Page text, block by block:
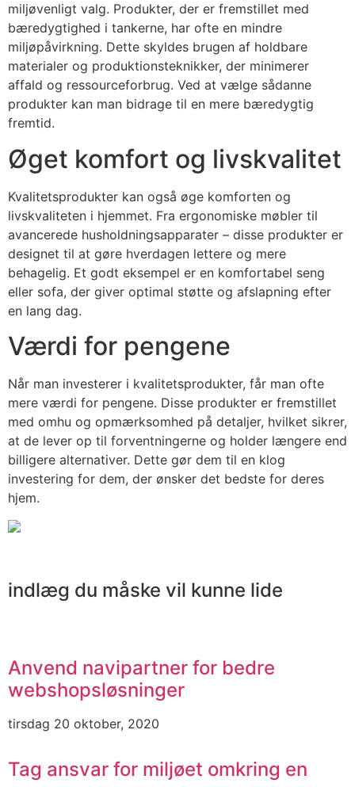
miljøvenligt valg. Produkter, der er fremstillet med
bæredygtighed i tankerne, har ofte en mindre
miljøpåvirkning. Dette skyldes brugen af holdbare
materialer og produktionsteknikker, der minimerer
affald og ressourceforbrug. Ved at vælge sådanne
produkter kan man bidrage til en mere bæredygtig
fremtid.
Øget komfort og livskvalitet
Kvalitetsprodukter kan også øge komforten og
livskvaliteten i hjemmet. Fra ergonomiske møbler til
avancerede husholdningsapparater – disse produkter er
designet til at gøre hverdagen lettere og mere
behagelig. Et godt eksempel er en komfortabel seng
eller sofa, der giver optimal støtte og afslapning efter
en lang dag.
Værdi for pengene
Når man investerer i kvalitetsprodukter, får man ofte
mere værdi for pengene. Disse produkter er fremstillet
med omhu og opmærksomhed på detaljer, hvilket sikrer,
at de lever op til forventningerne og holder længere end
billigere alternativer. Dette gør dem til en klog
investering for dem, der ønsker det bedste for deres
hjem.
indlæg du måske vil kunne lide
Anvend navipartner for bedre
webshopsløsninger
tirsdag 20 oktober, 2020
Tag ansvar for miljøet omkring en